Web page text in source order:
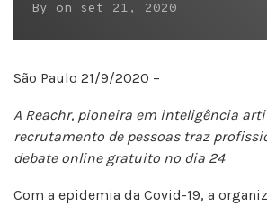
By on set 21, 2020
São Paulo 21/9/2020 –
A Reachr, pioneira em inteligência
recrutamento de pessoas traz
debate online gratuito no dia 24
Com a epidemia da Covid-19, a